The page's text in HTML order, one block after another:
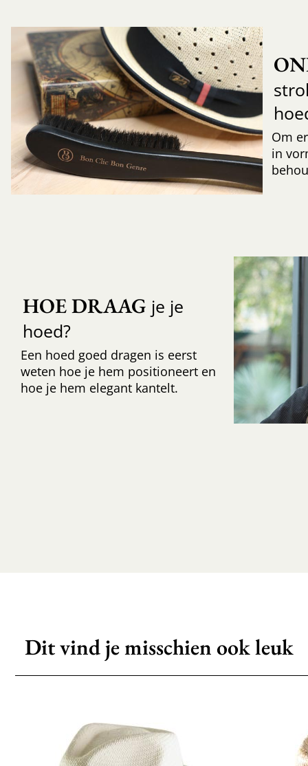
Om
in
HOE DRAAG je je
hoed?
Een hoed goed dragen is eerst
weten hoe je hem positioneert en
hoe je hem elegant kantelt.
Dit vind je misschien ook leuk